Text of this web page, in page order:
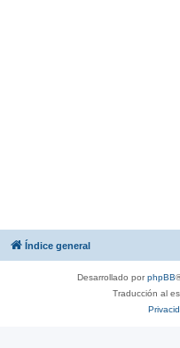
Índice general
Desarrollado porphpBB
Traducción al